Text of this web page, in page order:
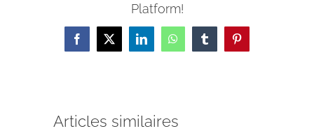
Platform!
Facebook
X LinkedInWhatsAppTumblrPinterest
Articles similaires